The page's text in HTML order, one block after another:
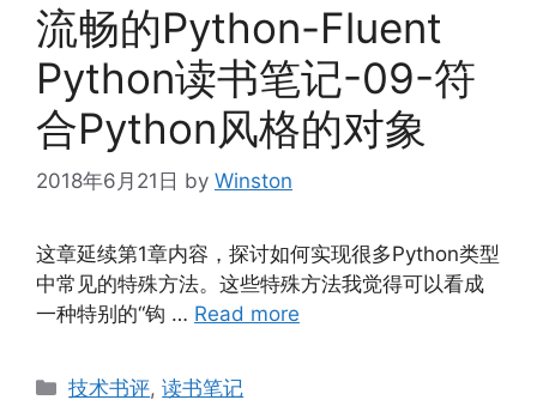
流畅的Python-Fluent
Python读书笔记-09-符
合Python风格的对象
2018年6月21日 by Winston
这章延续第1章内容，探讨如何实现很多Python类型
中常见的特殊方法。这些特殊方法我觉得可以看成
一种特别的“钩 … Read more
Categories
技术书评,读书笔记